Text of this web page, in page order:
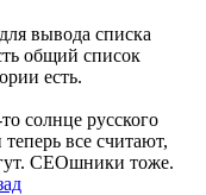
вывода списка
общий список
есть.
солнце русского
все считают,
СЕОшники тоже.